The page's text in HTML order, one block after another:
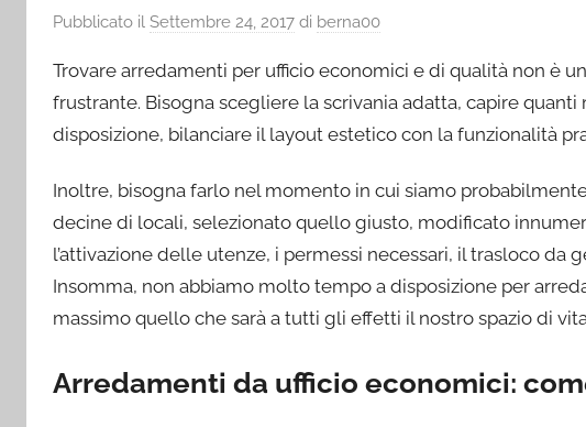
Pubblicato il Settembre 24, 2017 di berna00
Trovare arredamenti per ufficio economici e di qualità non è
frustrante. Bisogna scegliere la scrivania adatta, capire
disposizione, bilanciare il layout estetico con la funzionalità
Inoltre, bisogna farlo nel momento in cui siamo
decine di locali, selezionato quello giusto, modificato
l’attivazione delle utenze, i permessi necessari, il trasloco da
Insomma, non abbiamo molto tempo a disposizione per
massimo quello che sarà a tutti gli effetti il nostro spazio di
Arredamenti da ufficio economici: